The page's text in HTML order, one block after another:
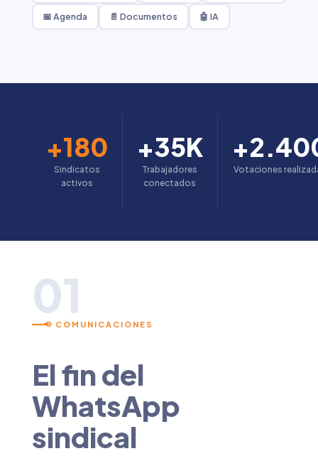
📅 Agenda 📄 Documentos 🤖 IA
+180
Sindicatos
activos
+35K
Trabajadores
conectados
Votaciones
01
📢 COMUNICACIONES
El fin del
WhatsApp
sindical